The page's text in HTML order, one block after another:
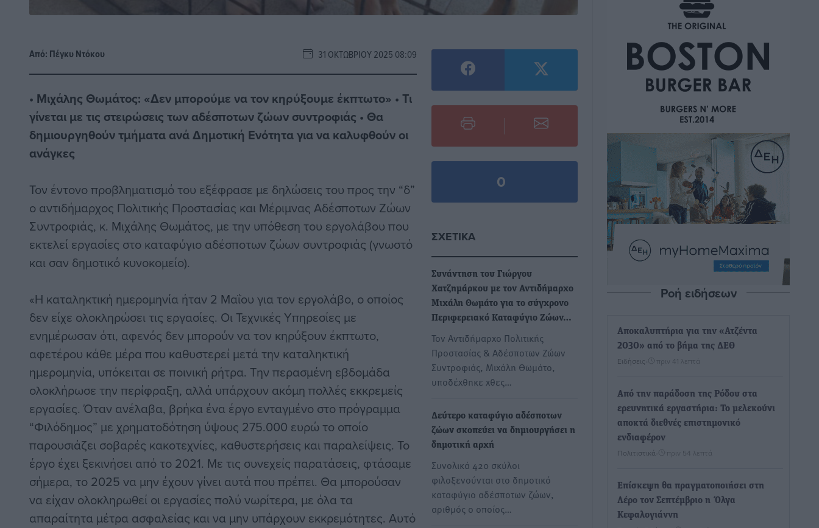
Από: Πέγκυ Ντόκου 31 ΟΚΤΩΒΡΊΟΥ 2025 08:09
• Μιχάλης Θωμάτος: «Δεν μπορούμε να τον κηρύξουμε έκπτωτο» • Τι
γίνεται με τις στειρώσεις των αδέσποτων ζώων συντροφιάς • Θα
δημιουργηθούν τμήματα ανά Δημοτική Ενότητα για να καλυφθούν οι
ανάγκες
Τον έντονο προβληματισμό του εξέφρασε με δηλώσεις του προς την “δ”
ο αντιδήμαρχος Πολιτικής Προστασίας και Μέριμνας Αδέσποτων Ζώων
Συντροφιάς, κ. Μιχάλης Θωμάτος, με την υπόθεση του εργολάβου που
εκτελεί εργασίες στο καταφύγιο αδέσποτων ζώων συντροφιάς (γνωστό
και σαν δημοτικό κυνοκομείο).
«Η καταληκτική ημερομηνία ήταν 2 Μαΐου για τον εργολάβο, ο οποίος
δεν είχε ολοκληρώσει τις εργασίες. Οι Τεχνικές Υπηρεσίες με
ενημέρωσαν ότι, αφενός δεν μπορούν να τον κηρύξουν έκπτωτο,
αφετέρου κάθε μέρα που καθυστερεί μετά την καταληκτική
ημερομηνία, υπόκειται σε ποινική ρήτρα. Την περασμένη εβδομάδα
ολοκλήρωσε την περίφραξη, αλλά υπάρχουν ακόμη πολλές εκκρεμείς
εργασίες. Όταν ανέλαβα, βρήκα ένα έργο ενταγμένο στο πρόγραμμα
“Φιλόδημος” με χρηματοδότηση ύψους 275.000 ευρώ το οποίο
παρουσιάζει σοβαρές κακοτεχνίες, καθυστερήσεις και παραλείψεις. Το
έργο έχει ξεκινήσει από το 2021. Με τις συνεχείς παρατάσεις, φτάσαμε
σήμερα, το 2025 να μην έχουν γίνει αυτά που πρέπει. Θα μπορούσαν
να είχαν ολοκληρωθεί οι εργασίες πολύ νωρίτερα, με όλα τα
απαραίτητα μέτρα ασφαλείας και να μην υπάρχουν εκκρεμότητες. Αυτό
0
ΣΧΕΤΙΚΆ
Συνάντηση του Γιώργου
Χατζημάρκου με τον Αντιδήμαρχο
Μιχάλη Θωμάτο για το σύγχρονο
Περιφερειακό Καταφύγιο Ζώων…
Τον Αντιδήμαρχο Πολιτικής
Προστασίας & Αδέσποτων Ζώων
Συντροφιάς, Μιχάλη Θωμάτο,
υποδέχθηκε χθες…
Δεύτερο καταφύγιο αδέσποτων
ζώων σκοπεύει να δημιουργήσει η
δημοτική αρχή
Συνολικά 420 σκύλοι
φιλοξενούνται στο δημοτικό
καταφύγιο αδέσποτων ζώων,
αριθμός ο οποίος…
Ροή ειδήσεων
Αποκαλυπτήρια για την «Ατζέντα
2030» από το βήμα της ΔΕΘ
Ειδήσεις πριν 41 λεπτά
Από την παράδοση της Ρόδου στα
ερευνητικά εργαστήρια: Το μελεκούνι
αποκτά διεθνές επιστημονικό
ενδιαφέρον
Πολιτιστικά πριν 54 λεπτά
Επίσκεψη θα πραγματοποιήσει στη
Λέρο τον Σεπτέμβριο η Όλγα
Κεφαλογιάννη